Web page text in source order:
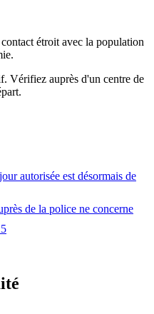
étroit avec la population
Vérifiez auprès d'un centre de
autorisée est désormais de
de la police ne concerne